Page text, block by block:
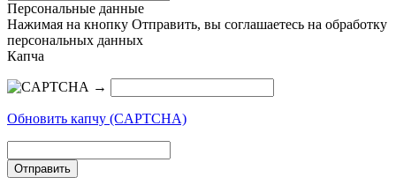
Персональные данные
Нажимая на кнопку Отправить, вы соглашаетесь на обработку
персональных данных
Капча
→
Обновить капчу (CAPTCHA)
Отправить